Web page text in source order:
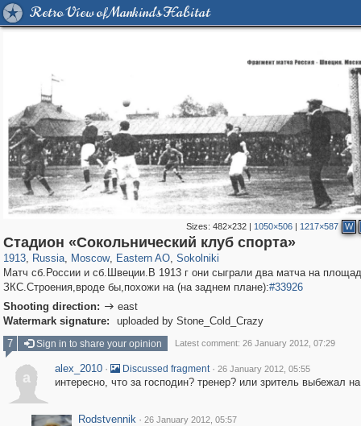
Retro View of Mankind's Habitat
Sizes: 482×232| 1050×506| 1217×587 W
Стадион «Сокольнический клуб спорта»
1913, Russia
1,406,257 29,243
, Moscow
319,779 8,286
, Eastern AO
20,925 306
, Sokolniki
5,622 49
Матч сб.России и сб.Швеции.В 1913 г они сыграли два матча на
ЗКС.Строения,вроде бы,похожи на (на заднем плане):#33926
Shooting direction:  east
Watermark signature:
uploaded by Stone_Cold_Crazy
7
Sign in to share your opinion Latest comment: 26 January 2012, 07:29
a
alex_2010 · Discussed fragment · 26 January 2012, 05:55
интересно, что за господин? тренер? или зритель выбежал
Rodstvennik · 26 January 2012, 05:57